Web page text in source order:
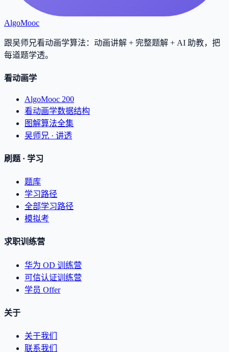
AlgoMooc
跟吴师兄看动画学算法：动画讲解 + 完整题解 + AI 助教，把
每道题学透。
看动画学
AlgoMooc 200
看动画学数据结构
图解算法全集
吴师兄 · 讲透
刷题 · 学习
题库
学习路径
全部学习路径
模拟考
求职训练营
华为 OD 训练营
可信认证训练营
学员 Offer
关于
关于我们
联系我们